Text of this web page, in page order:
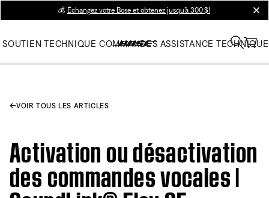
💰 Échangez votre Bose et obtenez jusqu’à 300 $!
SOUTIEN TECHNIQUE COMMANDES ASSISTANCE TECHNIQUE
VOIR TOUS LES ARTICLES
Activation ou désactivation
des commandes vocales |